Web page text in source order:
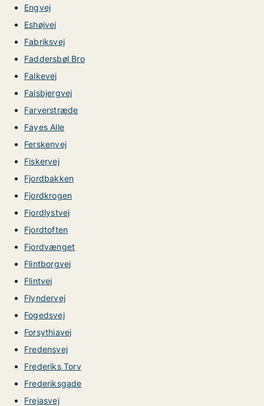
Engvej
Eshøjvej
Fabriksvej
Faddersbøl Bro
Falkevej
Falsbjergvej
Farverstræde
Fayes Alle
Ferskenvej
Fiskervej
Fjordbakken
Fjordkrogen
Fjordlystvej
Fjordtoften
Fjordvænget
Flintborgvej
Flintvej
Flyndervej
Fogedsvej
Forsythiavej
Fredensvej
Frederiks Torv
Frederiksgade
Frejasvej